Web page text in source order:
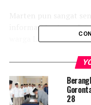
Marten pun sangat
informasi tentang
warga Lamahu dan
Dan setelah secara
tentang hubungan
berniat untuk
organisasi tersebut.
28